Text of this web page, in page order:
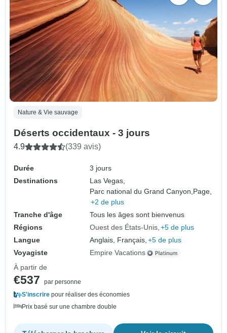
Nature & Vie sauvage
Déserts occidentaux - 3 jours
4.9 (339 avis)
Durée
3 jours
Destinations
Las Vegas,
Parc national du Grand Canyon, Page,
+2 de plus
Tranche d'âge
Tous les âges sont bienvenus
Régions
Ouest des États-Unis +5 de plus
Langue
Anglais, Français, +5 de plus
Voyagiste
Empire Vacations
À partir de
€537
par personne
S'inscrire pour réaliser des économies
Prix basé sur une chambre double